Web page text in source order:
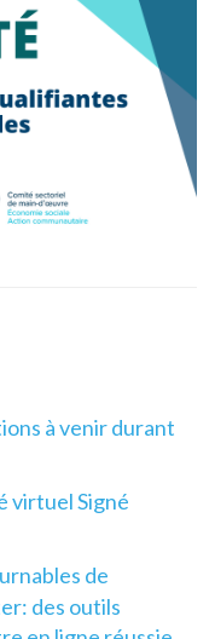
à venir durant
virtuel Signé
de
des outils